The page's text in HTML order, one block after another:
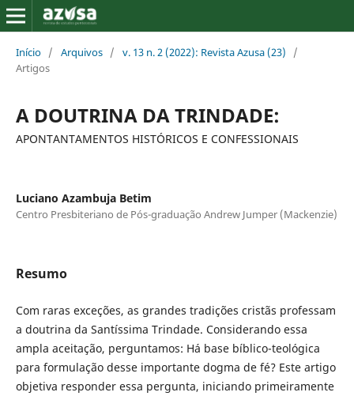
Início / Arquivos / v. 13 n. 2 (2022): Revista Azusa (23)
/
Artigos
A DOUTRINA DA TRINDADE:
APONTANTAMENTOS HISTÓRICOS E CONFESSIONAIS
Luciano Azambuja Betim
Centro Presbiteriano de Pós-graduação Andrew Jumper (Mackenzie)
Resumo
Com raras exceções, as grandes tradições cristãs professam
a doutrina da Santíssima Trindade. Considerando essa
ampla aceitação, perguntamos: Há base bíblico-teológica
para formulação desse importante dogma de fé? Este artigo
objetiva responder essa pergunta, iniciando primeiramente